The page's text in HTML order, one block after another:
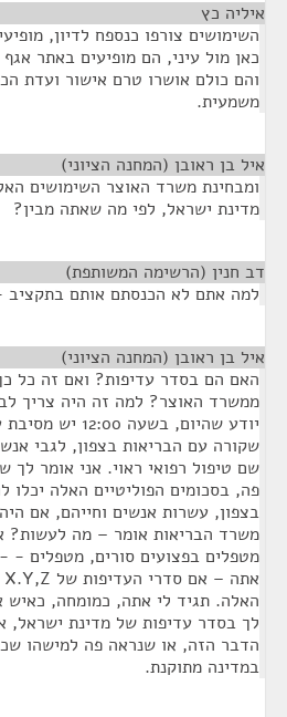
איליה כץ
השימושים צורפו כנספח לדיון,
כאן מול עיני, הם מופיעים באתר
והם כולם אושרו טרם אישור ועדת
משמעית.
איל בן ראובן (המחנה הציוני)
ומבחינת משרד האוצר השימושים
מדינת ישראל, לפי מה שאתה מבין?
דב חנין (הרשימה המשותפת)
למה אתם לא הכנסתם אותם
איל בן ראובן (המחנה הציוני)
האם הם בסדר עדיפות? ואם זה כל
ממשרד האוצר? למה זה היה צריך
יודע שהיום,
שקורה עם הבריאות בצפון, לגבי
שם טיפול רפואי ראוי. אני אומר לך
פה, בסכומים הפוליטיים האלה יכלו
בצפון, עשרות אנשים וחייהם, אם
משרד הבריאות אומר – מה לעשות?
מטפלים בפצועים סורים, מטפלים -
האלה. תגיד לי אתה, כמומחה,
לך בסדר עדיפות של מדינת ישראל,
הדבר הזה, או שנראה פה למישהו
במדינה מתוקנת.